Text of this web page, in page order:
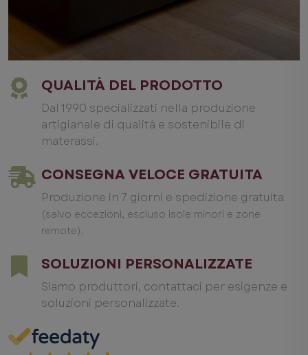
QUALITÀ DEL PRODOTTO
Dal 1990 specializzati nella produzione
artigianale di qualità e sostenibile di
materassi.
CONSEGNA VELOCE GRATUITA
Produzione in 7 giorni e spedizione gratuita
(salvo eccezioni, escluso isole minori e zone
remote).
SOLUZIONI PERSONALIZZATE
Siamo produttori, contattaci per esigenze e
soluzioni personalizzate.